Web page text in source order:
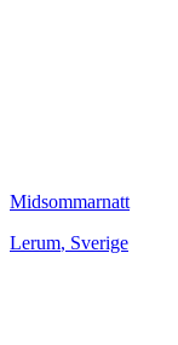
Midsommarnatt
Lerum, Sverige